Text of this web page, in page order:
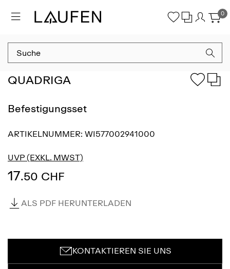
0
QUADRIGA
Befestigungsset
ARTIKELNUMMER: WI577002941000
UVP (EXKL. MWST)
17.50 CHF
ALS PDF HERUNTERLADEN
KONTAKTIEREN SIE UNS